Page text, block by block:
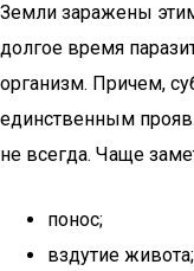
Земли заражены
долгое время
организм. Причем,
единственным
не всегда. Чаще
понос;
вздутие живота;